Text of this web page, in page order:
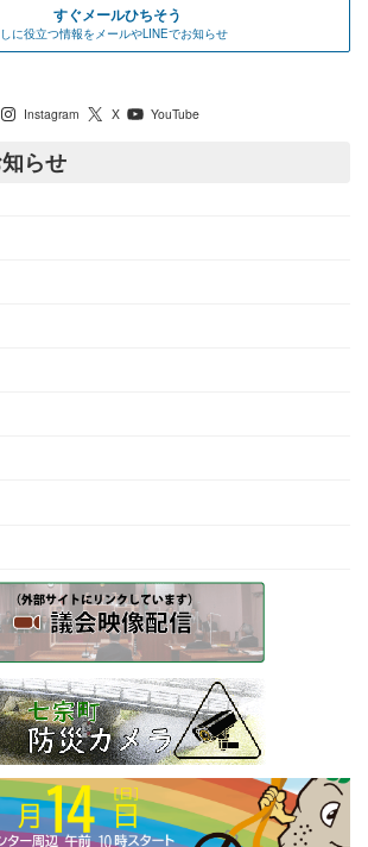
すぐメールひちそう
に役立つ情報をメールやLINEでお知らせ
Instagram X YouTube
らせ